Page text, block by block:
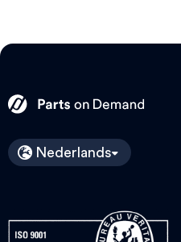
Nederlands